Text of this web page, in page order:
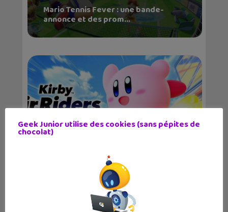
Mario Tennis Fever : une bande-
annonce et des prom...
Kirby Air Riders à fond sur la
Nintendo Switch 2
Geek Junior utilise des cookies (sans pépites de
chocolat)